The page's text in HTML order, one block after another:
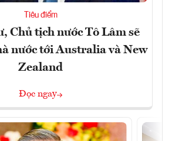
Tiêu điểm
Chủ tịch nước Tô Lâm sẽ
nước tới Australia và New
Zealand
Đọc ngay